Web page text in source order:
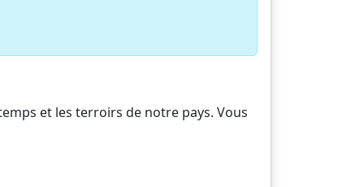
et les terroirs de notre pays. Vous